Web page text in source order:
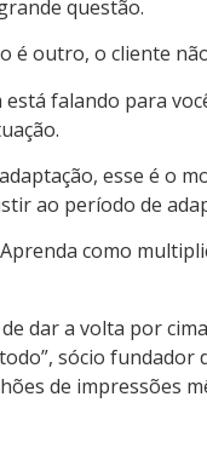
questão.
é outro, o cliente
falando para
esse é o
ao período de
como
dar a volta por
sócio
de impressões